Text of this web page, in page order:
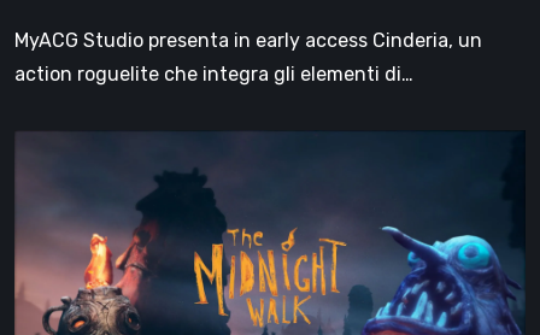
MyACG Studio presenta in early access Cinderia, un
action roguelite che integra gli elementi di…
la
recensione:
una